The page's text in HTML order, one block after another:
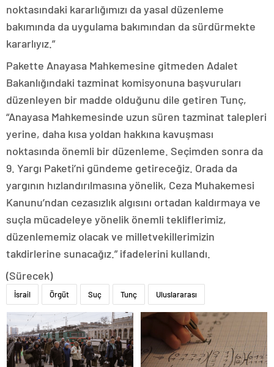
noktasındaki kararlığımızı da yasal düzenleme
bakımında da uygulama bakımından da sürdürmekte
kararlıyız.”
Pakette Anayasa Mahkemesine gitmeden Adalet
Bakanlığındaki tazminat komisyonuna başvuruları
düzenleyen bir madde olduğunu dile getiren Tunç,
“Anayasa Mahkemesinde uzun süren tazminat talepleri
yerine, daha kısa yoldan hakkına kavuşması
noktasında önemli bir düzenleme. Seçimden sonra da
9. Yargı Paketi’ni gündeme getireceğiz. Orada da
yargının hızlandırılmasına yönelik, Ceza Muhakemesi
Kanunu’ndan cezasızlık algısını ortadan kaldırmaya ve
suçla mücadeleye yönelik önemli tekliflerimiz,
düzenlememiz olacak ve milletvekillerimizin
takdirlerine sunacağız.” ifadelerini kullandı.
(Sürecek)
İsrail Örgüt Suç Tunç Uluslararası